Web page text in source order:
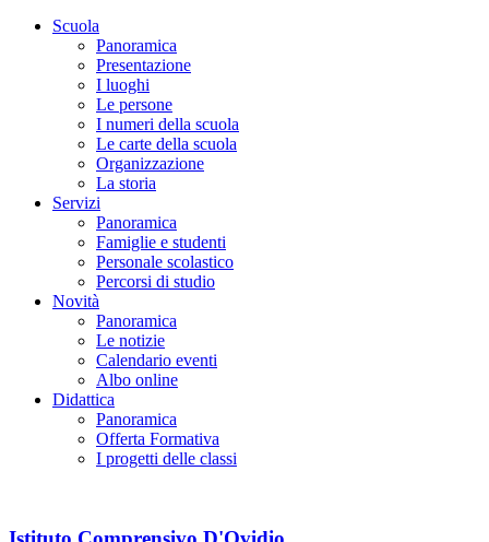
Scuola
Panoramica
Presentazione
I luoghi
Le persone
I numeri della scuola
Le carte della scuola
Organizzazione
La storia
Servizi
Panoramica
Famiglie e studenti
Personale scolastico
Percorsi di studio
Novità
Panoramica
Le notizie
Calendario eventi
Albo online
Didattica
Panoramica
Offerta Formativa
I progetti delle classi